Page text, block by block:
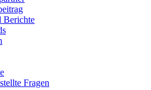
Berichte
Fragen